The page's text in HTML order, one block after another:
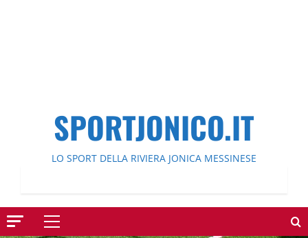
SPORTJONICO.IT
LO SPORT DELLA RIVIERA JONICA MESSINESE
Menu